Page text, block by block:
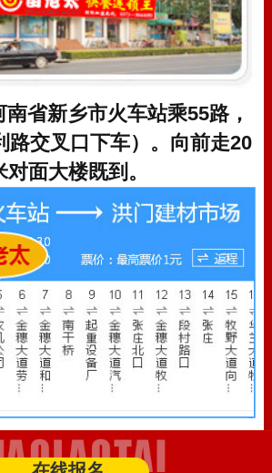
省新乡市火车站乘55路，
路交叉口下车）。向前走20
对面大楼既到。